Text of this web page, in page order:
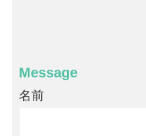
Message
名前